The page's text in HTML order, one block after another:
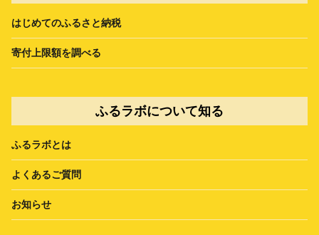
はじめてのふるさと納税
寄付上限額を調べる
ふるラボについて知る
ふるラボとは
よくあるご質問
お知らせ